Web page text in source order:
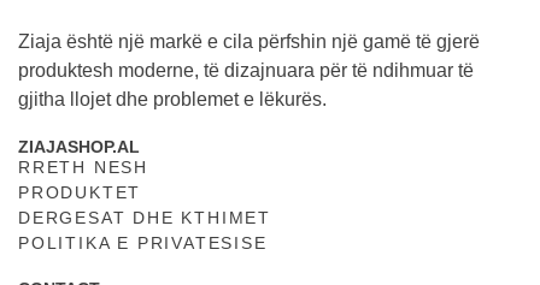
Ziaja është një markë e cila përfshin një gamë të gjerë
produktesh moderne, të dizajnuara për të ndihmuar të
gjitha llojet dhe problemet e lëkurës.
ZIAJASHOP.AL
RRETH NESH
PRODUKTET
DERGESAT DHE KTHIMET
POLITIKA E PRIVATESISE